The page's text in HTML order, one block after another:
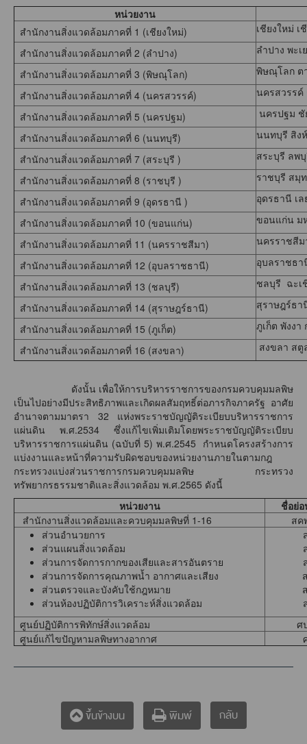
หน่วยงาน
สำนักงานสิ่งแวดล้อมภาคที่ 1 (เชียงใหม่)
เชียงใหม่
สำนักงานสิ่งแวดล้อมภาคที่ 2 (ลำปาง)
ลำปาง พะ
สำนักงานสิ่งแวดล้อมภาคที่ 3 (พิษณุโลก)
พิษณุโลก ต
สำนักงานสิ่งแวดล้อมภาคที่ 4 (นครสวรรค์)
นครสวรร
สำนักงานสิ่งแวดล้อมภาคที่ 5 (นครปฐม)
นครปฐม
สำนักงานสิ่งแวดล้อมภาคที่ 6 (นนทบุรี)
นนทบุรี สิง
สำนักงานสิ่งแวดล้อมภาคที่ 7 (สระบุรี )
สระบุรี ลพ
สำนักงานสิ่งแวดล้อมภาคที่ 8 (ราชบุรี )
ราชบุรี สมุ
สำนักงานสิ่งแวดล้อมภาคที่ 9 (อุดรธานี )
อุดรธานี เ
สำนักงานสิ่งแวดล้อมภาคที่ 10 (ขอนแก่น)
ขอนแก่น ม
สำนักงานสิ่งแวดล้อมภาคที่ 11 (นครราชสีมา)
นครราชสี
สำนักงานสิ่งแวดล้อมภาคที่ 12 (อุบลราชธานี)
อุบลราชธ
สำนักงานสิ่งแวดล้อมภาคที่ 13 (ชลบุรี)
ชลบุรี ฉะเ
สำนักงานสิ่งแวดล้อมภาคที่ 14 (สุราษฎร์ธานี)
สุราษฎร์ธ
สำนักงานสิ่งแวดล้อมภาคที่ 15 (ภูเก็ต)
ภูเก็ต พังงา
สำนักงานสิ่งแวดล้อมภาคที่ 16 (สงขลา)
สงขลา ส
ดังนั้น เพื่อให้การบริหารราชการของกรมควบคุมมลพิษ
เป็นไปอย่างมีประสิทธิภาพและเกิดผลสัมฤทธิ์ต่อภารกิจภาครัฐ อาศัย
อำนาจตามมาตรา 32 แห่งพระราชบัญญัติระเบียบบริหารราชการ
แผ่นดิน พ.ศ.2534 ซึ่งแก้ไขเพิ่มเติมโดยพระราชบัญญัติระเบียบ
บริหารราชการแผ่นดิน (ฉบับที่ 5) พ.ศ.2545 กำหนดโครงสร้างการ
แบ่งงานและหน้าที่ความรับผิดชอบของหน่วยงานภายในตามกฎ
กระทรวงแบ่งส่วนราชการกรมควบคุมมลพิษ กระทรวง
ทรัพยากรธรรมชาติและสิ่งแวดล้อม พ.ศ.2565 ดังนี้
หน่วยงาน
ชื่อย่
สำนักงานสิ่งแวดล้อมและควบคุมมลพิษที่ 1-16
สค
ส่วนอำนวยการ
ส่วนแผนสิ่งแวดล้อม
ส่วนการจัดการกากของเสียและสารอันตราย
ส่วนการจัดการคุณภาพน้ำ อากาศและเสียง
ส่วนตรวจและบังคับใช้กฎหมาย
ส่วนห้องปฏิบัติการวิเคราะห์สิ่งแวดล้อม
ศูนย์ปฏิบัติการพิทักษ์สิ่งแวดล้อม
ศ
ศูนย์แก้ไขปัญหามลพิษทางอากาศ
ขึ้นข้างบน พิมพ์ กลับ